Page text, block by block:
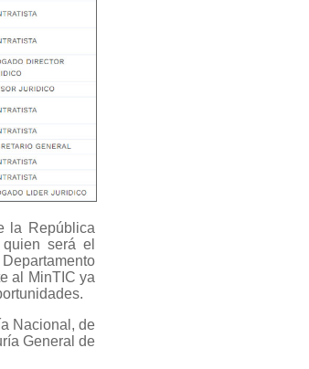
la República
será el
al MinTIC ya
Nacional, de
General de